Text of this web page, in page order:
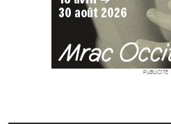
PUBLICITÉ